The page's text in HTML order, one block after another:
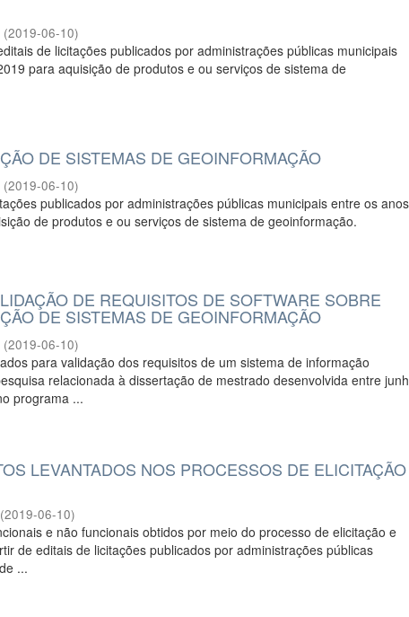
(2019-06-10)
de licitações publicados por administrações públicas municipais
para aquisição de produtos e ou serviços de sistema de
DE SISTEMAS DE GEOINFORMAÇÃO
(2019-06-10)
publicados por administrações públicas municipais entre os anos
de produtos e ou serviços de sistema de geoinformação.
DE REQUISITOS DE SOFTWARE SOBRE
DE SISTEMAS DE GEOINFORMAÇÃO
(2019-06-10)
para validação dos requisitos de um sistema de informação
relacionada à dissertação de mestrado desenvolvida entre
programa ...
LEVANTADOS NOS PROCESSOS DE ELICITAÇÃO
(2019-06-10)
e não funcionais obtidos por meio do processo de elicitação e
de editais de licitações publicados por administrações públicas
...